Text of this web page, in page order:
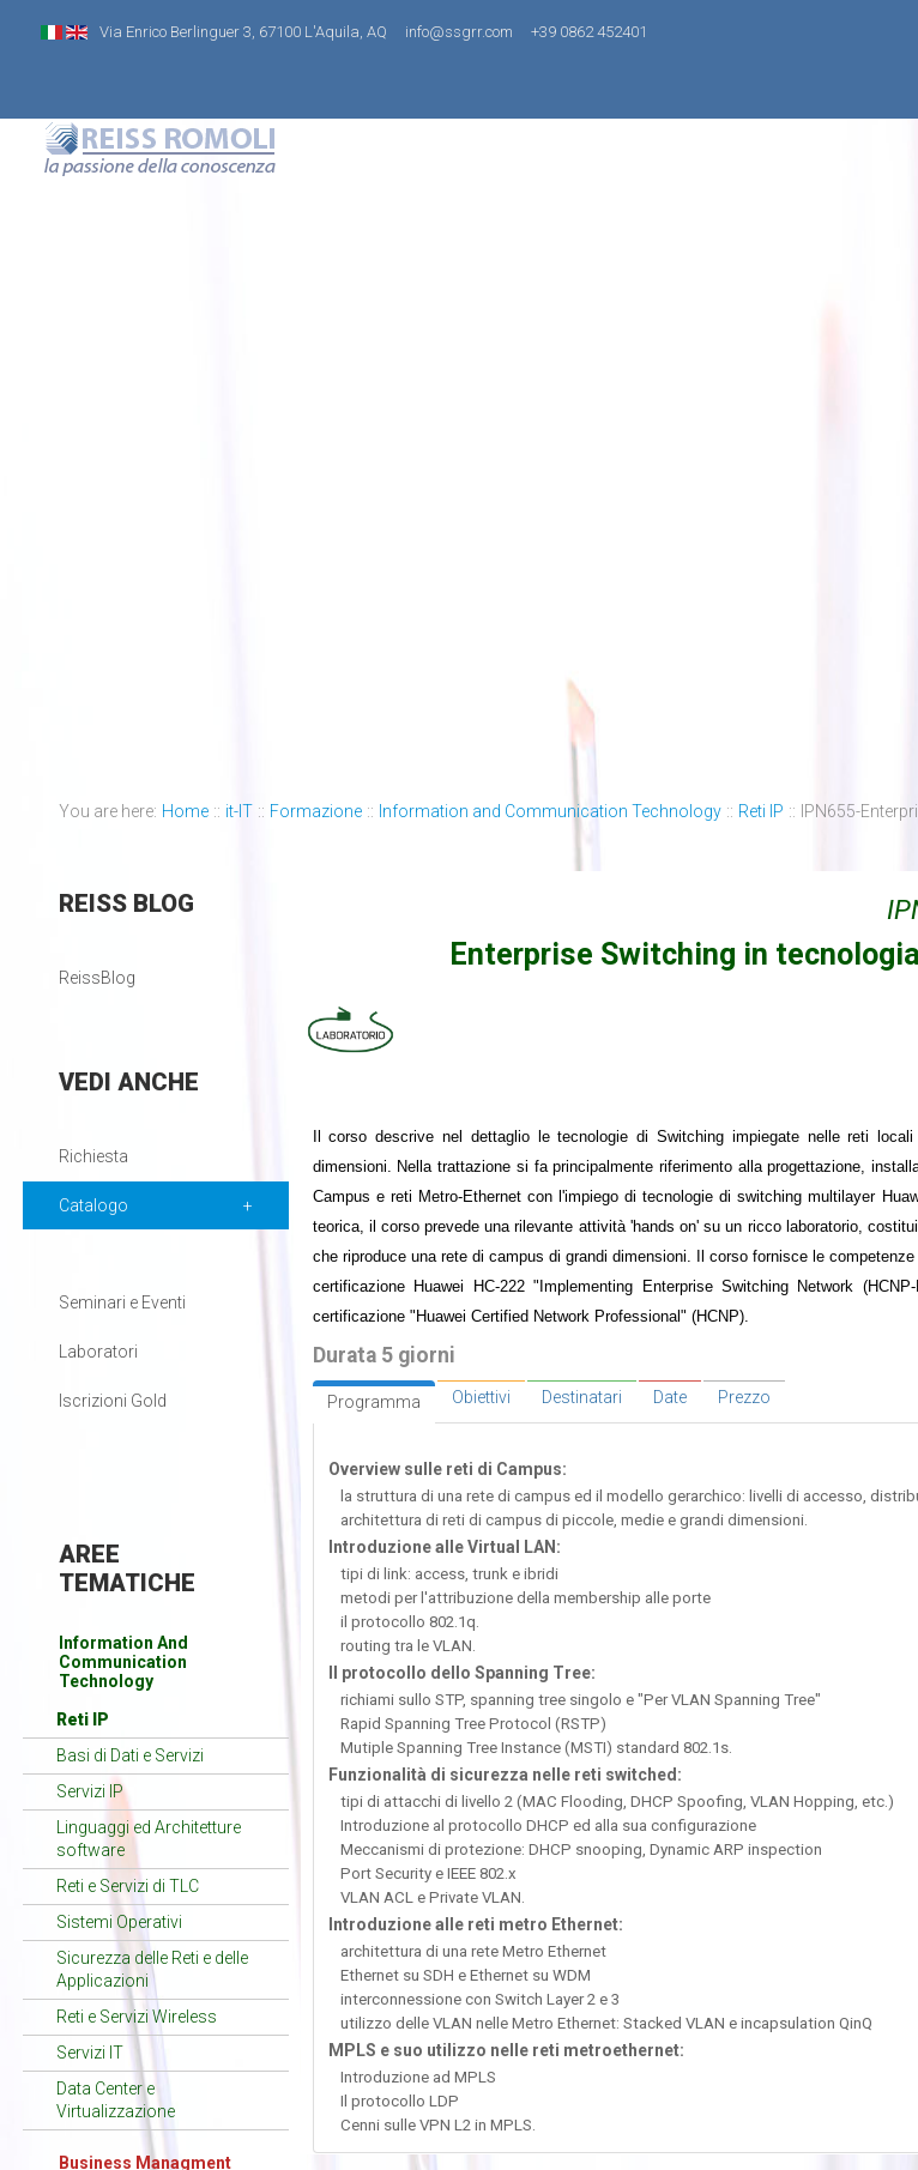
Via Enrico Berlinguer 3, 67100 L'Aquila, AQ info@ssgrr.com +39 0862 452401
You are here: Home :: it-IT :: Formazione :: Information and Communication Technology :: Reti IP :: IPN655-
Enterprise Switching in
Il corso descrive nel dettaglio le tecnologie di Switching impiegate nelle reti
dimensioni. Nella trattazione si fa principalmente riferimento alla progettazione,
Campus e reti Metro-Ethernet con l'impiego di tecnologie di switching multilayer
teorica, il corso prevede una rilevante attività 'hands on' su un ricco laboratorio,
che riproduce una rete di campus di grandi dimensioni. Il corso fornisce le
certificazione Huawei HC-222 "Implementing Enterprise Switching Network
certificazione "Huawei Certified Network Professional" (HCNP).
Durata 5 giorni
Programma Obiettivi Destinatari Date Prezzo
Overview sulle reti di Campus:
la struttura di una rete di campus ed il modello gerarchico: livelli di accesso,
architettura di reti di campus di piccole, medie e grandi dimensioni.
Introduzione alle Virtual LAN:
tipi di link: access, trunk e ibridi
metodi per l'attribuzione della membership alle porte
il protocollo 802.1q.
routing tra le VLAN.
Il protocollo dello Spanning Tree:
richiami sullo STP, spanning tree singolo e "Per VLAN Spanning Tree"
Rapid Spanning Tree Protocol (RSTP)
Mutiple Spanning Tree Instance (MSTI) standard 802.1s.
Funzionalità di sicurezza nelle reti switched:
tipi di attacchi di livello 2 (MAC Flooding, DHCP Spoofing, VLAN Hopping, etc.)
Introduzione al protocollo DHCP ed alla sua configurazione
Meccanismi di protezione: DHCP snooping, Dynamic ARP inspection
Port Security e IEEE 802.x
VLAN ACL e Private VLAN.
Introduzione alle reti metro Ethernet:
architettura di una rete Metro Ethernet
Ethernet su SDH e Ethernet su WDM
interconnessione con Switch Layer 2 e 3
utilizzo delle VLAN nelle Metro Ethernet: Stacked VLAN e incapsulation QinQ
MPLS e suo utilizzo nelle reti metroethernet:
Introduzione ad MPLS
Il protocollo LDP
Cenni sulle VPN L2 in MPLS.
REISSBLOG
ReissBlog
VEDI ANCHE
Richiesta
Catalogo
Seminari e Eventi
Laboratori
Iscrizioni Gold
AREE
TEMATICHE
Information And
Communication
Technology
Reti IP
Basi di Dati e Servizi
Servizi IP
Linguaggi ed Architetture
software
Reti e Servizi di TLC
Sistemi Operativi
Sicurezza delle Reti e delle
Applicazioni
Reti e Servizi Wireless
Servizi IT
Data Center e
Virtualizzazione
Business Managment